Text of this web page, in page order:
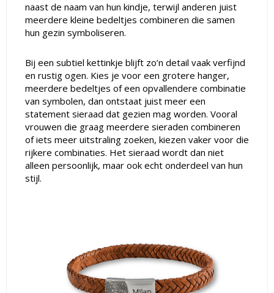
naast de naam van hun kindje, terwijl anderen juist
meerdere kleine bedeltjes combineren die samen
hun gezin symboliseren.
Bij een subtiel kettinkje blijft zo’n detail vaak verfijnd
en rustig ogen. Kies je voor een grotere hanger,
meerdere bedeltjes of een opvallendere combinatie
van symbolen, dan ontstaat juist meer een
statement sieraad dat gezien mag worden. Vooral
vrouwen die graag meerdere sieraden combineren
of iets meer uitstraling zoeken, kiezen vaker voor die
rijkere combinaties. Het sieraad wordt dan niet
alleen persoonlijk, maar ook echt onderdeel van hun
stijl.